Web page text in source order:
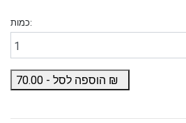
כמות:
הוספה לסל - 70.00